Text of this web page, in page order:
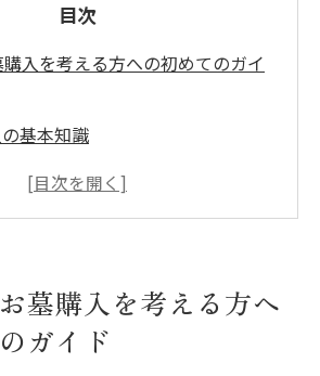
目次
入を考える方への初めてのガイ
基本知識
墓地の種類
考慮すべきポイント
墓購入に関するよくある質問
のお墓購入するための重要なポイ
墓購入を考える方へ
ガイド